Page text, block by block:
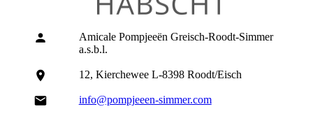
Amicale Pompjeeën Greisch-Roodt-Simmer
a.s.b.l.
12, Kierchewee L-8398 Roodt/Eisch
info@pompjeeen-simmer.com